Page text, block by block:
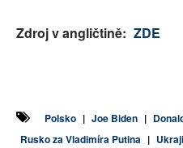
Zdroj v angličtině: ZDE
Polsko | Joe Biden |
Rusko za Vladimíra Putina |